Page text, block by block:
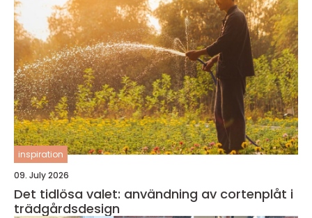
inspiration
09. July 2026
Det tidlösa valet: användning av cortenplåt i
trädgårdsdesign